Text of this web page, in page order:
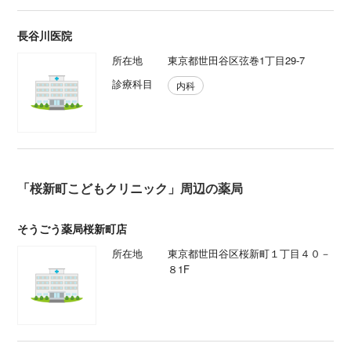
長谷川医院
所在地
東京都世田谷区弦巻1丁目29-7
診療科目
内科
「桜新町こどもクリニック」周辺の薬局
そうごう薬局桜新町店
所在地
東京都世田谷区桜新町１丁目４０－
８1F